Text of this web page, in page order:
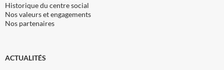
Historique du centre social
Nos valeurs et engagements
Nos partenaires
ACTUALITÉS